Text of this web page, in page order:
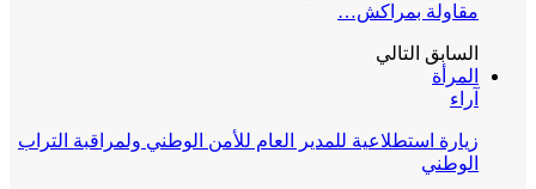
مقاولة بمراكش…
السابق التالي
المرأة
آراء
زيارة استطلاعية للمدير العام للأمن الوطني ولمراقبة التراب
الوطني